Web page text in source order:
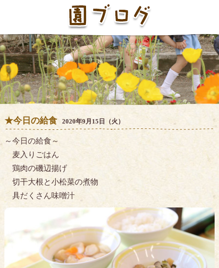
★今日の給食 2020年9月15日（火）
～今日の給食～
麦入りごはん
鶏肉の磯辺揚げ
切干大根と小松菜の煮物
具だくさん味噌汁